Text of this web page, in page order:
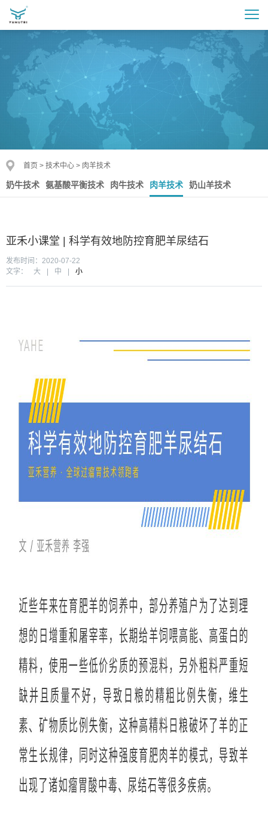
首页 > 技术中心 > 肉羊技术
奶牛技术 氨基酸平衡技术 肉牛技术 肉羊技术 奶山羊技术
亚禾小课堂 | 科学有效地防控育肥羊尿结石
发布时间：2020-07-22
文字：
大 中 小